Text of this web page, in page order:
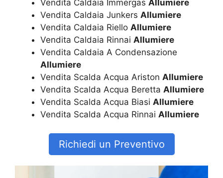
Vendita Caldaia Immergas Allumiere
Vendita Caldaia Junkers Allumiere
Vendita Caldaia Riello Allumiere
Vendita Caldaia Rinnai Allumiere
Vendita Caldaia A Condensazione
Allumiere
Vendita Scalda Acqua Ariston Allumiere
Vendita Scalda Acqua Beretta Allumiere
Vendita Scalda Acqua Biasi Allumiere
Vendita Scalda Acqua Rinnai Allumiere
Richiedi un Preventivo